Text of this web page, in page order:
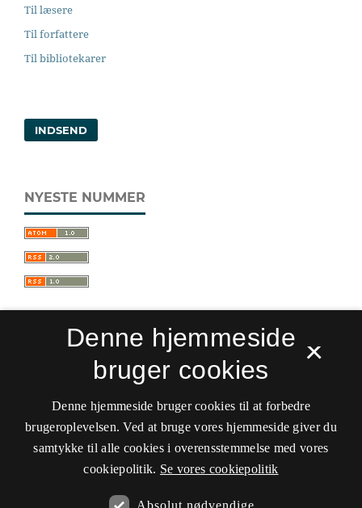
Til læsere
Til forfattere
Til bibliotekarer
INDSEND
NYESTE NUMMER
Sprogforum. Tidsskrift for sprog- og
kulturpædagogik
ISSN 0909-9328 (Trykt)
ISSN 1399-8617 (Online)
Tilgængelighedserklæring
Det Kgl. Bibliotek
×
Denne hjemmeside
bruger cookies
Denne hjemmeside bruger cookies til at forbedre
brugeroplevelsen. Ved at bruge vores hjemmeside giver du
samtykke til alle cookies i overensstemmelse med vores
cookiepolitik. Se vores cookiepolitik
Absolut nødvendige